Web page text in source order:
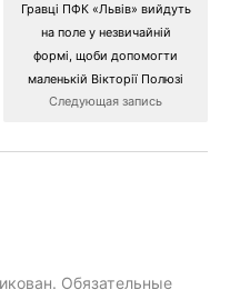
Гравці ПФК «Львів» вийдуть
на поле у незвичайній
формі, щоби допомогти
маленькій Вікторії Полюзі
Следующая запись
Обязательные